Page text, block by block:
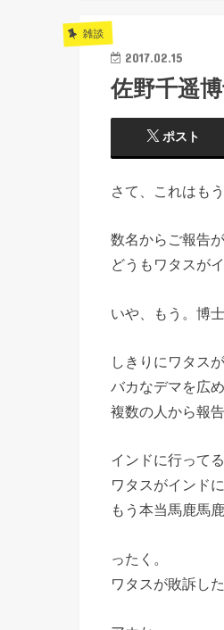
雑談
2017.02.15
佐野千遥
ポスト
さて、これはも
数名からご報告
どうもワタスが
いや、もう。博
しきりにワタス
バカなデマを広
複数の人から報
インドに行って
ワタスがインド
もう本当馬鹿馬
ったく。
ワタスが敗訴し